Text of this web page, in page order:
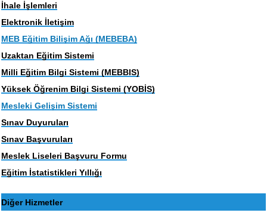
İhale İşlemleri
Elektronik İletişim
MEB Eğitim Bilişim Ağı (MEBEBA)
Uzaktan Eğitim Sistemi
Milli Eğitim Bilgi Sistemi (MEBBIS)
Yüksek Öğrenim Bilgi Sistemi (YOBİS)
Mesleki Gelişim Sistemi
Sınav Duyuruları
Sınav Başvuruları
Meslek Liseleri Başvuru Formu
Eğitim İstatistikleri Yıllığı
Diğer Hizmetler